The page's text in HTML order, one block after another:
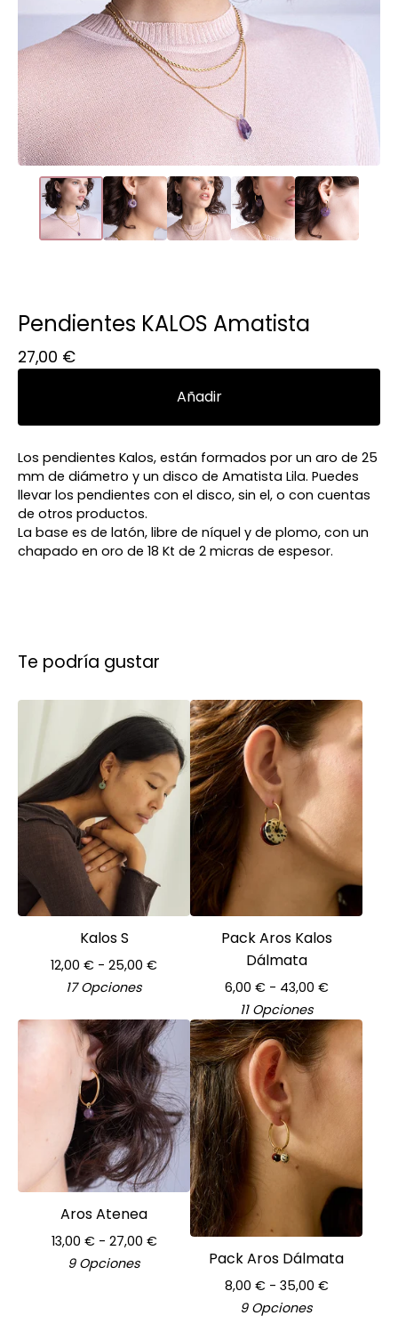
Pendientes KALOS Amatista
27,00 €
Añadir
Los pendientes Kalos, están formados por un aro de 25
mm de diámetro y un disco de Amatista Lila. Puedes
llevar los pendientes con el disco, sin el, o con cuentas
de otros productos.
La base es de latón, libre de níquel y de plomo, con un
chapado en oro de 18 Kt de 2 micras de espesor.
Te podría gustar
Kalos S
12,00 € - 25,00 €
17 Opciones
Pack Aros Kalos
Dálmata
6,00 €- 43,00 €
11 Opciones
Aros Atenea
13,00 €- 27,00 €
9 Opciones
Pack Aros Dálmata
8,00 €- 35,00 €
9 Opciones